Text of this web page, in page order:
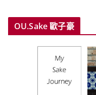
OU.Sake 歐子豪